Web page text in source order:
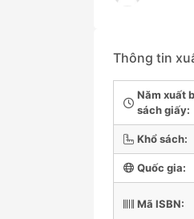
Thông tin
Năm xuất
sách giấy:
Khổ sách:
Quốc gia:
Mã ISBN: